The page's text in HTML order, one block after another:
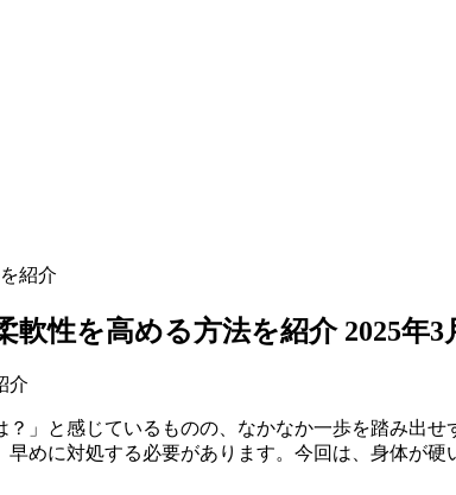
紹介
軟性を高める方法を紹介 2025年3
」と感じているものの、なかなか一歩を踏み出
めに対処する必要があります。今回は、身体が